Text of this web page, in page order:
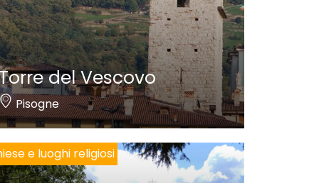
del Vescovo
Pisogne
e luoghi religiosi